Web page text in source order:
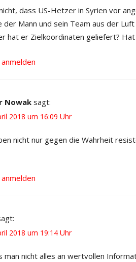
dass US-Hetzer in Syrien vor
der Mann und sein Team aus der
hat er Zielkoordinaten geliefert?
Nowaksagt:
2018 um 16:09 Uhr
nicht nur gegen die Wahrheit
2018 um 19:14 Uhr
man nicht alles an wertvollen